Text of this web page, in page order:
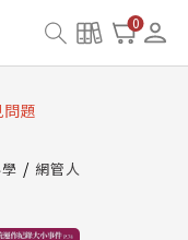
0
併與書櫃開通申請
問題
開通與資產合併申
護中，本站同步暫
網管人